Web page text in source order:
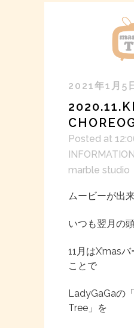
2021年1月5
Posted at
INFORMATION
marble studio
ムービーが出
いつも翌月の
11月はX’mas
ことで
LadyGaGaの
Tree」を